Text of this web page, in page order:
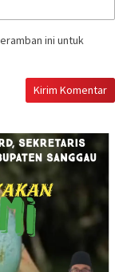
ini untuk